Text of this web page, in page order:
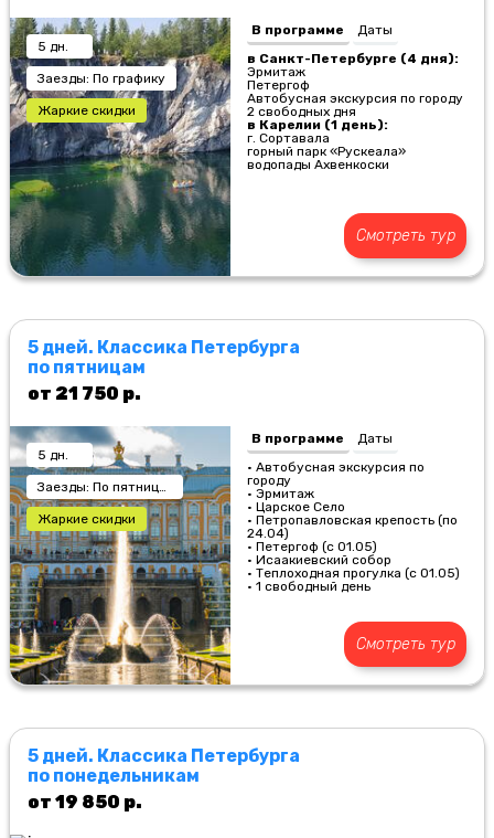
5 дн.
Заезды: По графику
Жаркие скидки
В программе
Даты
в Санкт-Петербурге (4 дня):
Эрмитаж
Петергоф
Автобусная экскурсия по городу
2 свободных дня
в Карелии (1 день):
г. Сортавала
горный парк «Рускеала»
водопады Ахвенкоски
Смотреть тур
5 дней. Классика Петербурга
по пятницам
от 21 750 р.
5 дн.
Заезды: По пятницам
Жаркие скидки
В программе
Даты
• Автобусная экскурсия по
городу
• Эрмитаж
• Царское Село
• Петропавловская крепость (по
24.04)
• Петергоф (с 01.05)
• Исаакиевский собор
• Теплоходная прогулка (с 01.05)
• 1 свободный день
Смотреть тур
5 дней. Классика Петербурга
по понедельникам
от 19 850 р.